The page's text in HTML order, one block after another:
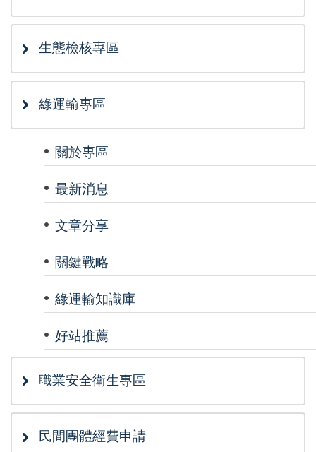
生態檢核專區
綠運輸專區
關於專區
最新消息
文章分享
關鍵戰略
綠運輸知識庫
好站推薦
職業安全衛生專區
民間團體經費申請